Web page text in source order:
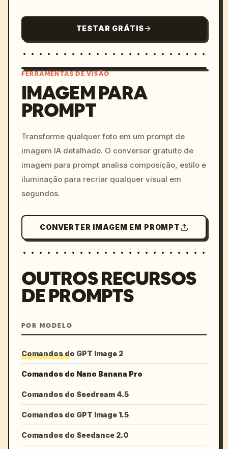
TESTAR GRÁTIS
colors, 8k --v 6.0
FERRAMENTAS DE VISÃO
IMAGEM PARA
PROMPT
Transforme qualquer foto em um prompt de
imagem IA detalhado. O conversor gratuito de
imagem para prompt analisa composição, estilo e
iluminação para recriar qualquer visual em
segundos.
CONVERTER IMAGEM EM PROMPT
OUTROS RECURSOS
DE PROMPTS
POR MODELO
Comandos do GPT Image 2
Comandos do Nano Banana Pro
Comandos do Seedream 4.5
Comandos do GPT Image 1.5
Comandos do Seedance 2.0